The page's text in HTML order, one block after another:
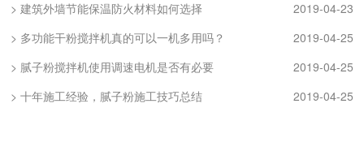
> 建筑外墙节能保温防火材料如何选择
2019-04-23
> 多功能干粉搅拌机真的可以一机多用吗？
2019-04-25
> 腻子粉搅拌机使用调速电机是否有必要
2019-04-25
> 十年施工经验，腻子粉施工技巧总结
2019-04-25